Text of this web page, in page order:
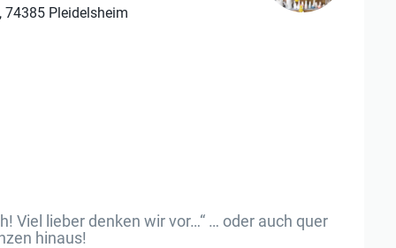
74385 Pleidelsheim
Viel lieber denken wir vor…“ … oder auch quer
hinaus!